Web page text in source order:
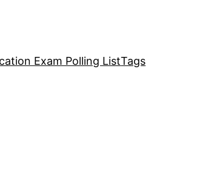
Exam Polling ListTags